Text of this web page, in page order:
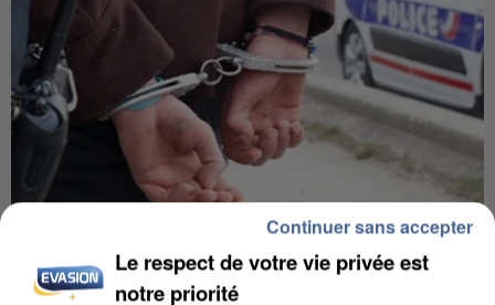
L’UN DES FONDATEURS SUPPOSÉS DE LA DZ
MAFIA INTERPELLÉ EN ALGÉRIE
Le respect de votre vie privée est
notre priorité
Continuer sans accepter